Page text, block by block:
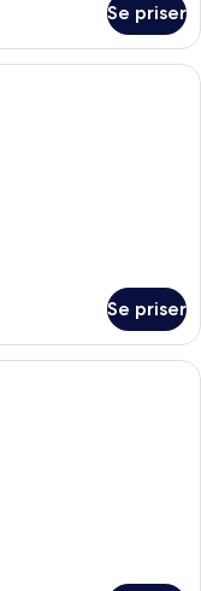
Se priser
| Mörkläggningsgardiner,
Se priser
med en stor säng, ett